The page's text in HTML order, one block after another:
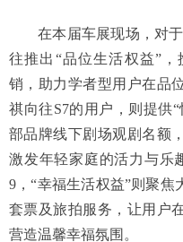
在本届车展现场，对
往推出“品位生活权益”
销，助力学者型用户在品
祺向往S7的用户，则提供
部品牌线下剧场观剧名额
激发年轻家庭的活力与乐
9，“幸福生活权益”则聚焦
套票及旅拍服务，让用户
营造温馨幸福氛围。